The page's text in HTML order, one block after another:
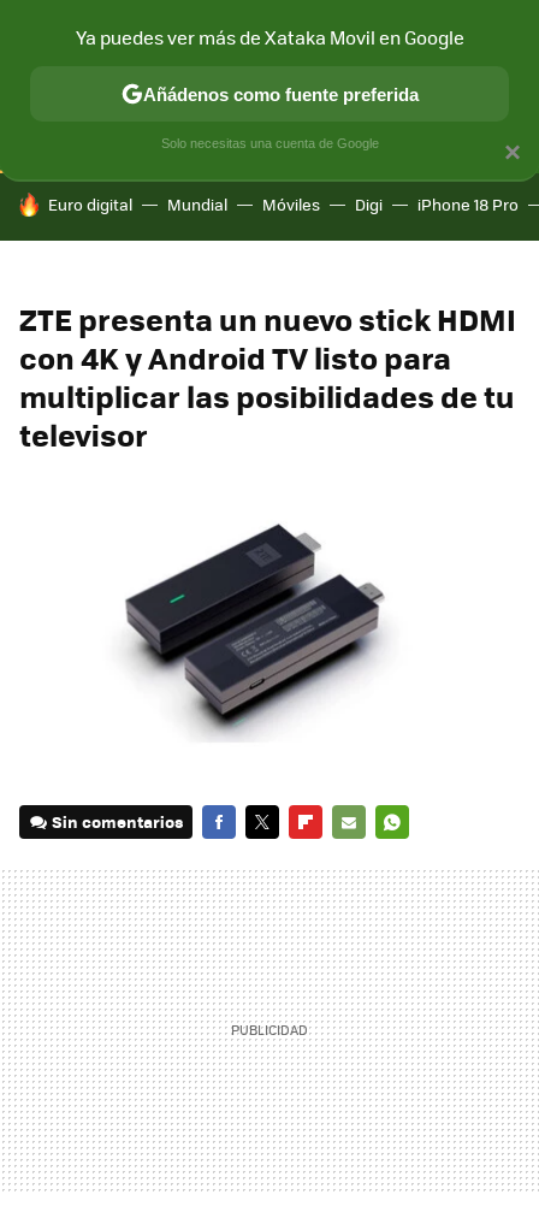
CONECTIVIDAD MÓVIL Y SOCIEDAD APLICACIONES
HOY SE HABLA DE
Euro digital Mundial Móviles Digi iPhone 18 Pro
ZTE presenta un nuevo stick HDMI
con 4K y Android TV listo para
multiplicar las posibilidades de tu
televisor
Sin comentarios
MAIL
×
Ya puedes ver más de Xataka Movil en Google
Añádenos como fuente preferida
Solo necesitas una cuenta de Google